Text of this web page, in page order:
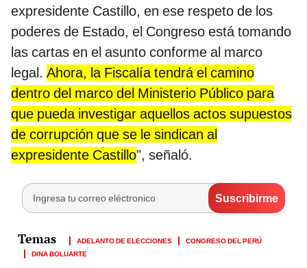
expresidente Castillo, en ese respeto de los
poderes de Estado, el Congreso está tomando
las cartas en el asunto conforme al marco
legal. Ahora, la Fiscalía tendrá el camino
dentro del marco del Ministerio Público para
que pueda investigar aquellos actos supuestos
de corrupción que se le sindican al
expresidente Castillo", señaló.
ADELANTO DE ELECCIONES
CONGRESO DEL PERÚ
DINA BOLUARTE